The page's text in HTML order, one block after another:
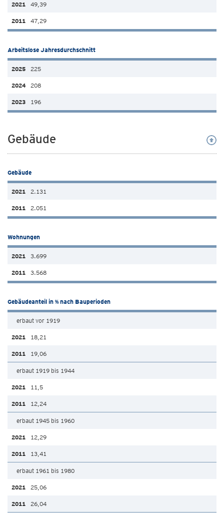
49,39
47,29
Arbeitslose Jahresdurchschnitt
225
208
196
Gebäude
Gebäude
2.131
2.051
Wohnungen
3.699
3.568
Gebäudeanteil in % nach Bauperioden
erbaut vor 1919
18,21
19,06
erbaut 1919 bis 1944
11,5
12,24
erbaut 1945 bis 1960
12,29
13,41
erbaut 1961 bis 1980
25,06
26,04